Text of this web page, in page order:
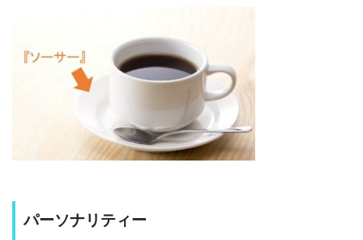
パーソナリティー